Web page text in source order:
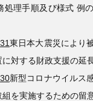
処理手順及び様式 例
東日本大震災により
対する財政支援の延
新型コロナウイルス
を実施するための留